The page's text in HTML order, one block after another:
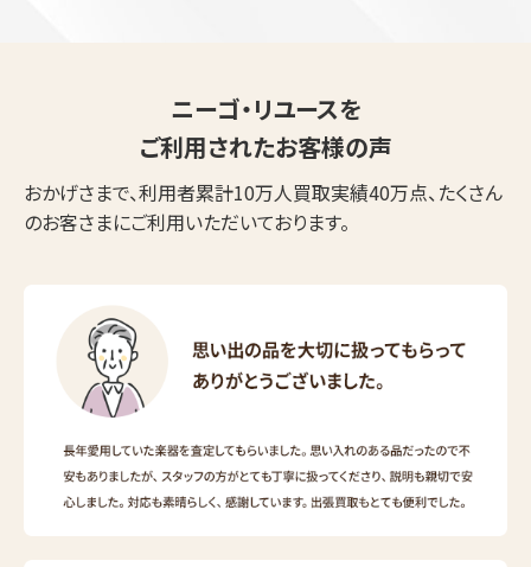
ウェブから1分
かんたん査定見積
フリーダイヤル
0120-1212-25
ニーゴ・リユースを
ご利用されたお客様の声
おかげさまで、利用者累計10万人買取実績40万点、たくさん
のお客さまにご利用いただいております。